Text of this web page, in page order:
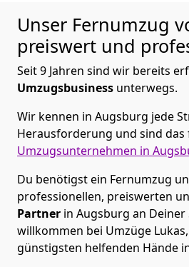
Unser Fernumzug
preiswert und
Seit 9 Jahren sind wir bereits
Umzugsbusiness unterwegs.
Wir kennen in Augsburg jede
Herausforderung und sind
Umzugsunternehmen in
Du benötigst ein Fernumzug
professionellen, preiswerten
Partner in Augsburg an Deiner
willkommen bei Umzüge
günstigsten helfenden Hände